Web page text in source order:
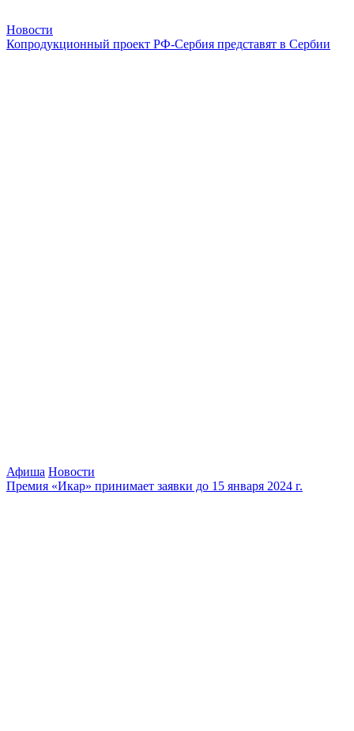
Новости
Копродукционный проект РФ-Сербия представят в Сербии
Афиша Новости
Премия «Икар» принимает заявки до 15 января 2024 г.